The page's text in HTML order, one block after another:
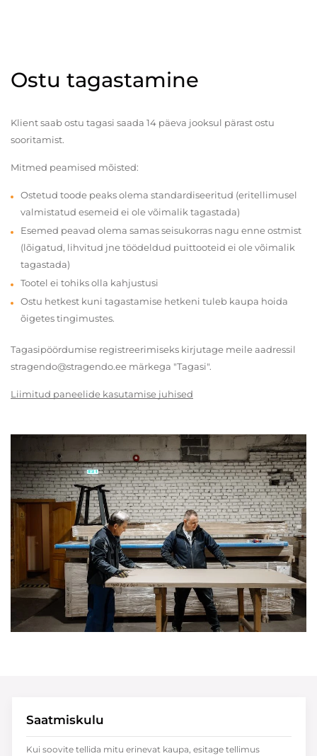
Ostu tagastamine
Klient saab ostu tagasi saada 14 päeva jooksul pärast ostu
sooritamist.
Mitmed peamised mõisted:
Ostetud toode peaks olema standardiseeritud (eritellimusel
valmistatud esemeid ei ole võimalik tagastada)
Esemed peavad olema samas seisukorras nagu enne ostmist
(lõigatud, lihvitud jne töödeldud puittooteid ei ole võimalik
tagastada)
Tootel ei tohiks olla kahjustusi
Ostu hetkest kuni tagastamise hetkeni tuleb kaupa hoida
õigetes tingimustes.
Tagasipöördumise registreerimiseks kirjutage meile aadressil
stragendo@stragendo.ee märkega "Tagasi".
Liimitud paneelide kasutamise juhised
Saatmiskulu
Kui soovite tellida mitu erinevat kaupa, esitage tellimus